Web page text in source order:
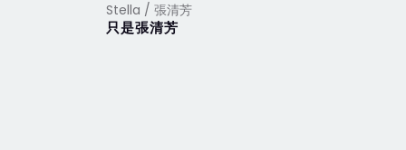
Stella / 張清芳
只是張清芳